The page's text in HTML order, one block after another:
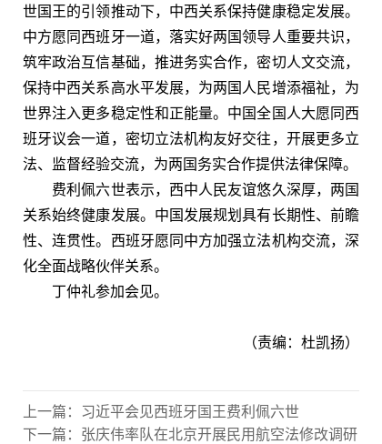
世国王的引领推动下，中西关系保持健康稳定发展。
中方愿同西班牙一道，落实好两国领导人重要共识，
筑牢政治互信基础，推进务实合作，密切人文交流，
保持中西关系高水平发展，为两国人民增添福祉，为
世界注入更多稳定性和正能量。中国全国人大愿同西
班牙议会一道，密切立法机构友好交往，开展更多立
法、监督经验交流，为两国务实合作提供法律保障。
费利佩六世表示，西中人民友谊悠久深厚，两国
关系始终健康发展。中国发展规划具有长期性、前瞻
性、连贯性。西班牙愿同中方加强立法机构交流，深
化全面战略伙伴关系。
丁仲礼参加会见。
（责编：杜凯扬）
上一篇：
习近平会见西班牙国王费利佩六世
下一篇： 张庆伟率队在北京开展民用航空法修改调研